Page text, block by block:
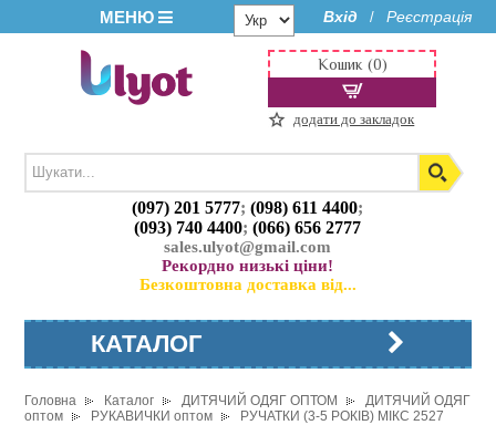
МЕНЮ Вхід / Реєстрація
(097) 201 5777;(098) 611 4400;
(093) 740 4400;(066) 656 2777
sales.ulyot@gmail.com
Рекордно низькі ціни!
Безкоштовна доставка від...
Кошик (0)
додати до закладок
КАТАЛОГ
Головна Каталог ДИТЯЧИЙ ОДЯГ ОПТОМ
ДИТЯЧИЙ ОДЯГ
оптом
РУКАВИЧКИ оптом РУЧАТКИ (3-5 РОКІВ) МІКС 2527